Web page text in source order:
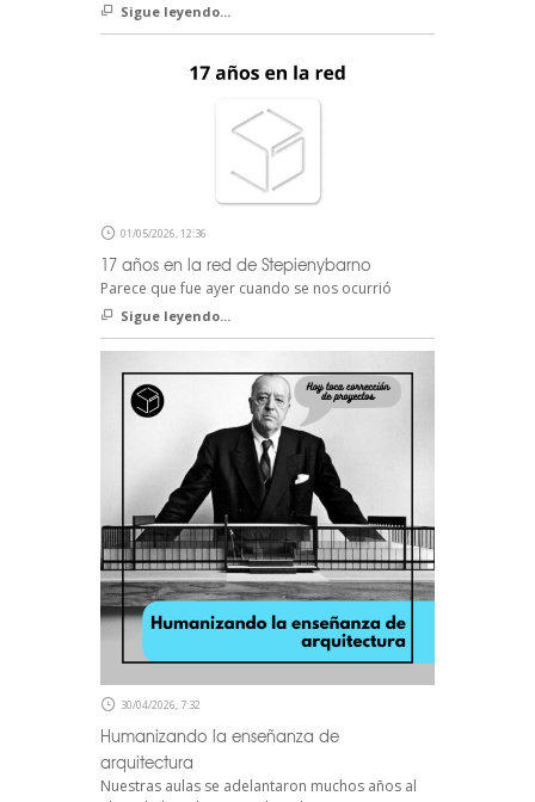
Sigue leyendo...
01/05/2026, 12:36
17 años en la red de Stepienybarno
Parece que fue ayer cuando se nos ocurrió
Sigue leyendo...
30/04/2026, 7:32
Humanizando la enseñanza de
arquitectura
Nuestras aulas se adelantaron muchos años al